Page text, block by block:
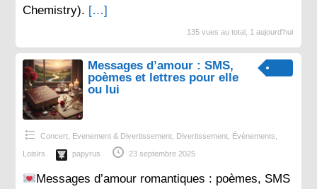
Chemistry). […]
135 vues au total, 1 aujourd'hui
Messages d’amour : SMS,
poèmes et lettres pour elle
ou lui
Concert, Evenement & Divertissement, Divertissement, Événements,
Loisirs papyrus 23 septembre 2025
Messages d’amour romantiques : poèmes, SMS